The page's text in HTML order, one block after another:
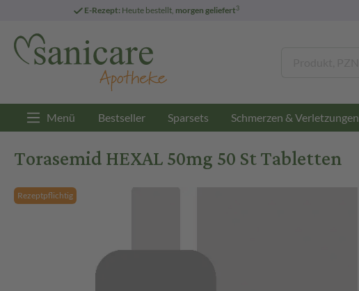
E-Rezept: Heute bestellt, morgen geliefert3
Menü Bestseller Sparsets Schmerzen & Verletzungen
Torasemid HEXAL 50mg 50 St Tabletten
Rezeptpflichtig